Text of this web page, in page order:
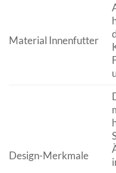
Material Innenfutter
Design-Merkmale